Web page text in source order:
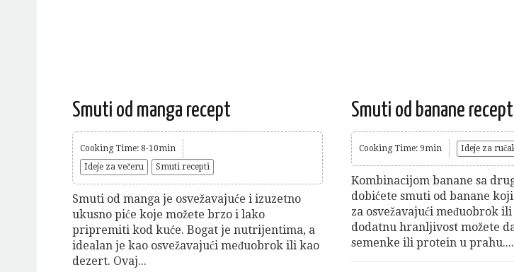
Smuti od manga recept
Cooking Time: 8-10min
Ideje za večeru
Smuti recepti
Smuti od manga je osvežavajuće i izuzetno
ukusno piće koje možete brzo i lako
pripremiti kod kuće. Bogat je nutrijentima, a
idealan je kao osvežavajući međuobrok ili kao
dezert. Ovaj...
Smuti od banane recept
Cooking Time: 9min Ideje za
Kombinacijom banane sa
dobićete smuti od banane
za osvežavajući međuobrok
dodatnu hranljivost možete
semenke ili protein u prahu....